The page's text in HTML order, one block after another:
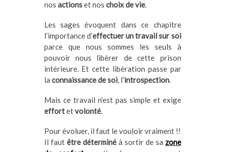
nos actionset nos choix de vie.
Les sages évoquent dans ce chapitre
l’importance d’effectuer un travail sur soi
parce que nous sommes les seuls à
pouvoir nous libérer de cette prison
intérieure. Et cette libération passe par
la connaissance de soi, l’introspection.
Mais ce travail n’est pas simple et exige
effortetvolonté.
Pour évoluer, il faut le vouloir vraiment !!
Il faut être déterminéà sortir de sa zone